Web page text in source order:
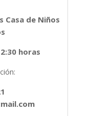
Casa de Niños
horas